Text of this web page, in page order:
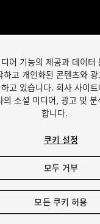
1/3
시 반영됩니다.
어 기능의 제공과 데이터
하고 개인화된 콘텐츠와
고 있습니다. 회사 사이
의 소셜 미디어, 광고 및 분
합니다.
쿠키 설정
모두 거부
모든 쿠키 허용